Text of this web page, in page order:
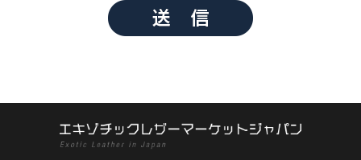
個人情報の保護に万全を期すため、個人情報管理の仕組
みを適宜見直し、継続的に改善していきます。
で、特別な理由のない限り、 合理的な範囲及び妥当な期
6. 個人情報に関する苦情・相談・問い合わせについて